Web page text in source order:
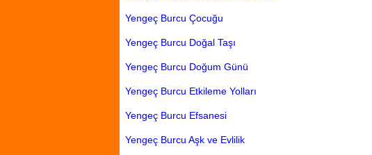
Yengeç Burcu Çocuğu
Yengeç Burcu Doğal Taşı
Yengeç Burcu Doğum Günü
Yengeç Burcu Etkileme Yolları
Yengeç Burcu Efsanesi
Yengeç Burcu Aşk ve Evlilik